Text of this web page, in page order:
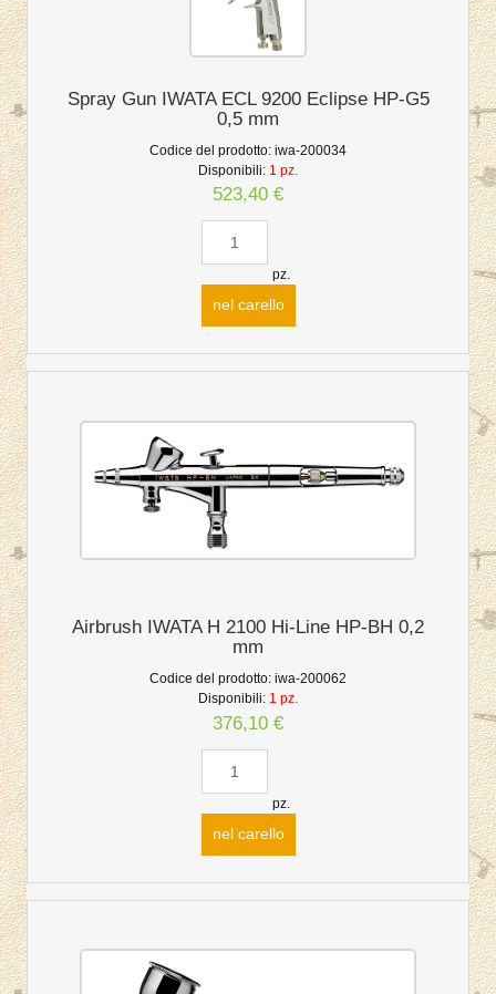
Spray Gun IWATA ECL 9200 Eclipse HP-G5
0,5 mm
Codice del prodotto: iwa-200034
Disponibili: 1 pz.
523,40 €
pz.
nel carello
Airbrush IWATA H 2100 Hi-Line HP-BH 0,2
mm
Codice del prodotto: iwa-200062
Disponibili: 1 pz.
376,10 €
pz.
nel carello